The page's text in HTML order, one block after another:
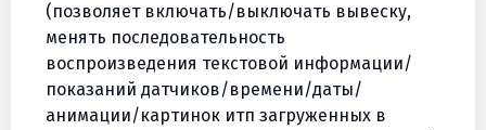
(позволяет включать/выключать вывеску,
менять последовательность
воспроизведения текстовой информации/
показаний датчиков/времени/даты/
анимации/картинок итп загруженных в